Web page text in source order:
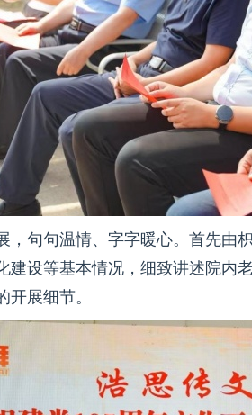
，句句温情、字字暖心。首先由
建设等基本情况，细致讲述院内
开展细节。